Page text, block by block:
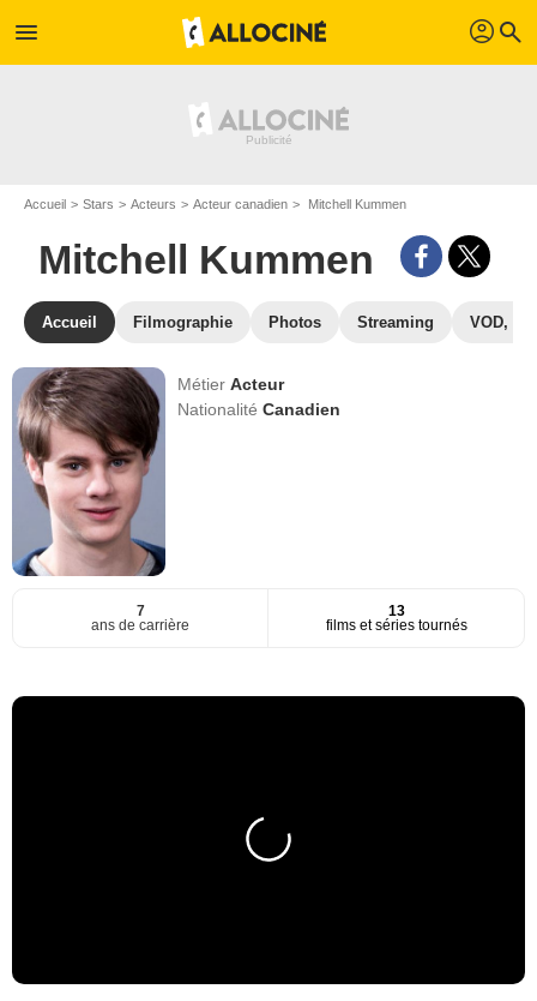
menu profil search
Accueil Stars Acteurs Acteur canadien Mitchell Kummen
Mitchell Kummen
Accueil Filmographie Photos Streaming VOD,
MétierActeur
NationalitéCanadien
7
ans de carrière
13
films et séries tournés